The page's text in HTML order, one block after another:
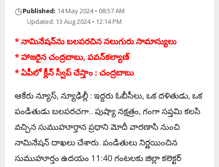
◷Published: 14 May 2024 • 08:57 AM
Updated: 13 Aug 2024 • 12:14 PM
* నామినేష‌న్‌ను బ‌ల‌ప‌ర‌చిన న‌లుగురు సామాన్యులు
* హాజ‌రైన చంద్ర‌బాబు, ప‌వ‌న్‌క‌ల్యాణ్‌
* ఏపీలో క్లీన్ స్వీప్ చేస్తాం : చ‌ంద్ర‌బాబు
ఆకేరు న్యూస్‌, న్యూఢిల్లీ : ఇద్ద‌రు ఓబీసీలు, ఒక ద‌ళితుడు, ఒక
పండితుడు బ‌ల‌ప‌ర‌చ‌గా.. పుష్యా నక్షత్రం, గంగా సప్తమి కలసి
వచ్చిన సుముహూర్తాన ప్రధాని మోదీ వారణాసి నుంచి
నామినేష‌న్ దాఖ‌లు చేశారు. పండితులు నిర్ణయించిన
సుముహూర్తం ఉదయం 11:40 గంటలకు జిల్లా కలెక్టర్